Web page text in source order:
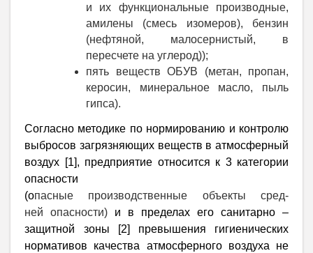
и их функциональные производные,
амилены (смесь изомеров), бензин
(нефтяной, малосернистый, в
пересчете на углерод));
пять веществ ОБУВ (метан, пропан,
керосин, минеральное масло, пыль
гипса).
Согласно методике по нормированию и контролю
выбросов загрязняющих веществ в атмосферный
воздух [1], предприятие относится к 3 категории
опасности
(опасные производственные объекты сред-
ней опасности) и в пределах его санитарно –
защитной зоны
[2]
превышения гигиенических
нормативов качества атмосферного воздуха не